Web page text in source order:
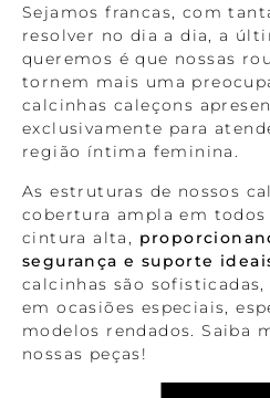
Sejamos francas, com
resolver no dia a dia, a
queremos é que nossas
tornem mais uma
calcinhas caleçons
exclusivamente para
região íntima feminina.
As estruturas de nossos
cobertura ampla em
cintura alta,
segurança e suporte
calcinhas são sofisticadas,
em ocasiões especiais,
modelos rendados. Saiba
nossas peças!